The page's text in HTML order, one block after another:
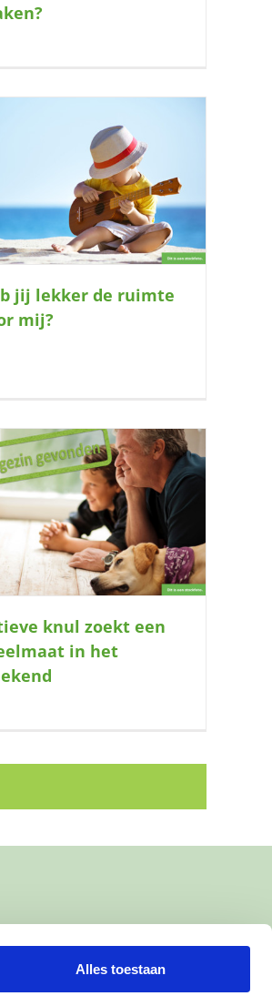
Alles toestaan
jij lekker de ruimte
mij?
knul zoekt een
in het
van Buurtgezinnen is: